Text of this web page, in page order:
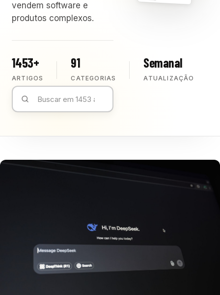
vendem software e
produtos complexos.
1453+
ARTIGOS
91
CATEGORIAS
Semanal
ATUALIZAÇÃO